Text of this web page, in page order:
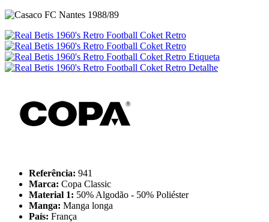
Referência: 941
Marca: Copa Classic
Material 1: 50% Algodão - 50% Poliéster
Manga: Manga longa
País: França